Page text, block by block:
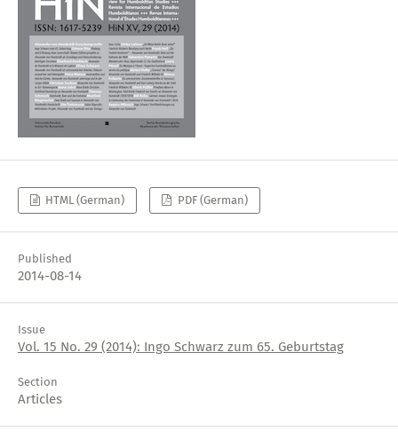
HTML (German) PDF (German)
Published
2014-08-14
Issue
Vol. 15 No. 29 (2014): Ingo Schwarz zum 65. Geburtstag
Section
Articles